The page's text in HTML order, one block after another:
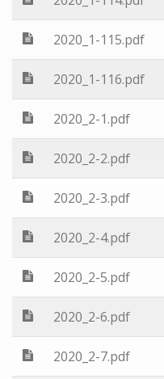
2020_1-115.pdf
2020_1-116.pdf
2020_2-1.pdf
2020_2-2.pdf
2020_2-3.pdf
2020_2-4.pdf
2020_2-5.pdf
2020_2-6.pdf
2020_2-7.pdf